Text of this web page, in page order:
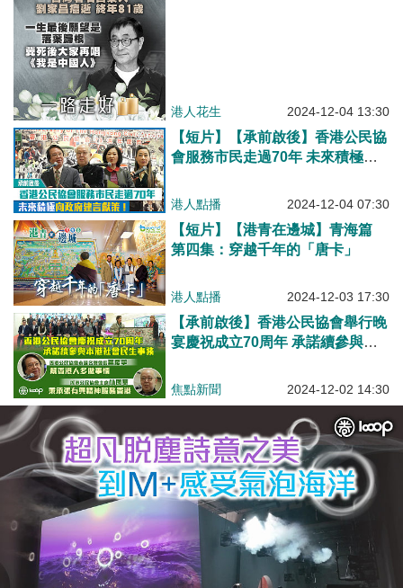
港人花生 2024-12-04 13:30
【短片】【承前啟後】香港公民協
會服務市民走過70年 未來積極向
港人點播 2024-12-04 07:30
【短片】【港青在邊城】青海篇
第四集：穿越千年的「唐卡」
港人點播 2024-12-03 17:30
【承前啟後】香港公民協會舉行晚
宴慶祝成立70周年 承諾續參與本
人多做事情、林國華：秉承張有興
焦點新聞 2024-12-02 14:30